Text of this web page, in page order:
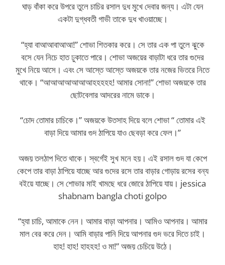
ঘাড় বাঁকা করে উপরে তুলে চাচির রসাল দুধ মুখে দেবার জন্য। এটা যেন
একটা দুগ্ধবতী গাভী তাকে দুধ খাওয়াচ্ছে।
“হ্যা বাআআবাআআ!” শোভা শিতকার করে। সে তার এক পা তুলে ঝুকে
বসে যেন নিচে হাত ঢুকাতে পারে। শোভা অজয়ের বাড়াটা ধরে তার গুদের
মুখে নিয়ে আসে। এবং সে আস্তে আস্তে অজয়কে তার নজের ভিতরে নিতে
থাকে। “আআআআআআআহহহহহ! আমার সোনা!” শোভা অজয়কে তার
ছোটবেলার আদরের নামে ডাকে।
“চোদ তোমার চাচিকে।” অজয়কে উতসাহ দিয়ে বলে শোভা “ তোমার এই
বাড়া দিয়ে আমার গুদ ঠাপিয়ে যাও ছেবড়া করে ফেল।”
অজয় তলঠাপ দিতে থাকে। স্বর্গেই সুখ মনে হয়। এই রসাল গুদ যা কেপে
কেপে তার বাড়া ঠাপিয়ে যাচ্ছে আর গুদের রসে তার বাড়ার গোড়ায় রসের বন্য
বইয়ে যাচ্ছে। সে শোভার মাই খামছে ধরে জোরে ঠাপিয়ে যায়। jessica
shabnam bangla choti golpo
“হ্যা চাচি, আমাকে নেন। আমার বাড়া আপনার। আমিও আপনার। আমার
মাল বের করে দেন। আমি বাড়ার পানি দিয়ে আপনার গুদ ভরে দিতে চাই।
হাহ! হাহ! হাহহহ! ও মা!” অজয় চেচিয়ে উঠে।